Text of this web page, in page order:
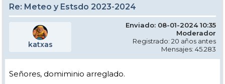
Re: Meteo y Estsdo 2023-2024
katxas
Enviado: 08-01-2024 10:35
Moderador
Registrado: 20 años antes
Mensajes: 45.283
Señores, domiminio arreglado.